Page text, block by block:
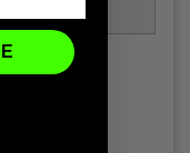
Partnern